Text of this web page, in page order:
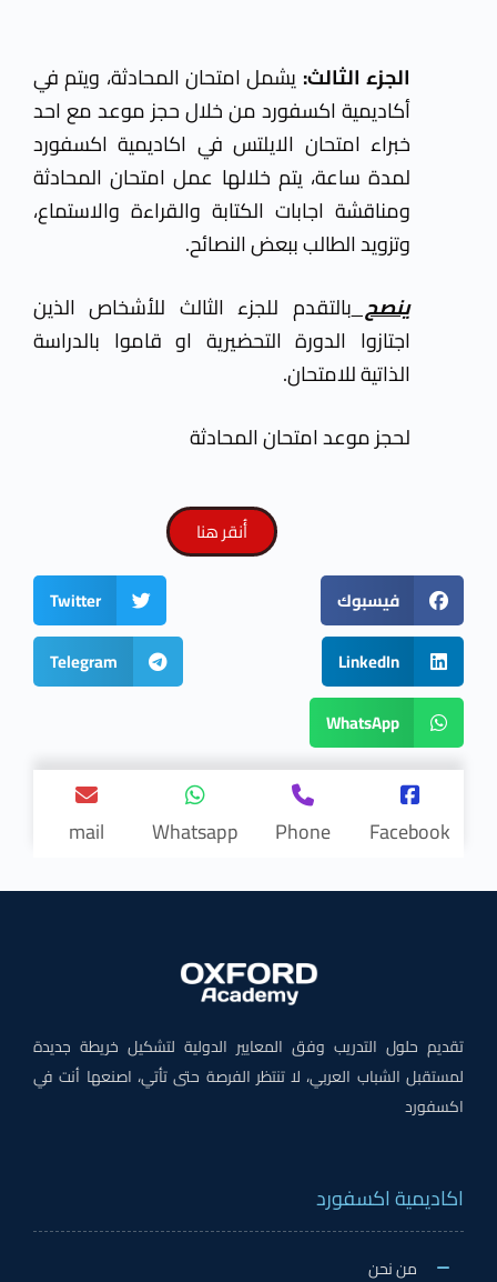
الجزء الثالث: يشمل امتحان المحادثة، ويتم في
أكاديمية اكسفورد من خلال حجز موعد مع احد
خبراء امتحان الايلتس في اكاديمية اكسفورد
لمدة ساعة، يتم خلالها عمل امتحان المحادثة
ومناقشة اجابات الكتابة والقراءة والاستماع،
وتزويد الطالب ببعض النصائح.
ينصحبالتقدم للجزء الثالث للأشخاص الذين
اجتازوا الدورة التحضيرية او قاموا بالدراسة
الذاتية للامتحان.
لحجز موعد امتحان المحادثة
أُنقر هنا
فيسبوك
Twitter
LinkedIn
Telegram
WhatsApp
Facebook
Phone
Whatsapp
mail
تقديم حلول التدريب وفق المعايير الدولية لتشكيل خريطة جديدة
لمستقبل الشباب العربي، لا تنتظر الفرصة حتى تأتي، اصنعها أنت في
اكسفورد
اكاديمية اكسفورد
من نحن